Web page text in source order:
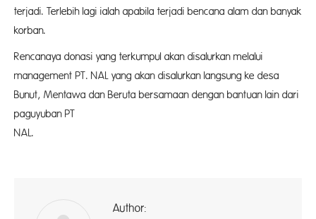
terjadi. Terlebih lagi ialah apabila terjadi bencana alam dan banyak
korban.
Rencanaya donasi yang terkumpul akan disalurkan melalui
management PT. NAL yang akan disalurkan langsung ke desa
Bunut, Mentawa dan Beruta bersamaan dengan bantuan lain dari
paguyuban PT
Author: